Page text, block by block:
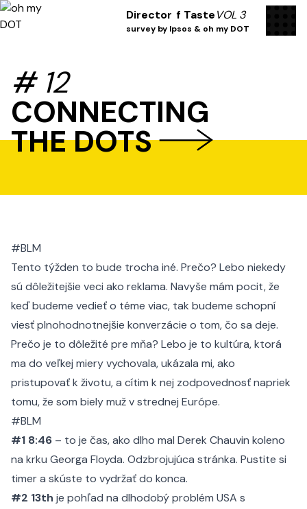
Director f TasteVOL 3
survey by Ipsos & oh my DOT
# 12
CONNECTING
THE DOTS
Connecting the dots #12
#BLM
Tento týžden to bude trocha iné. Prečo? Lebo niekedy
sú dôležitejšie veci ako reklama. Navyše mám pocit, že
keď budeme vedieť o téme viac, tak budeme schopní
viesť plnohodnotnejšie konverzácie o tom, čo sa deje.
Prečo je to dôležité pre mňa? Lebo je to kultúra, ktorá
ma do veľkej miery vychovala, ukázala mi, ako
pristupovať k životu, a cítim k nej zodpovednosť napriek
tomu, že som biely muž v strednej Európe.
#BLM
#1 8:46 – to je čas, ako dlho mal Derek Chauvin koleno
na krku Georga Floyda. Odzbrojujúca stránka. Pustite si
timer a skúste to vydržať do konca.
#2 13th je pohľad na dlhodobý problém USA s